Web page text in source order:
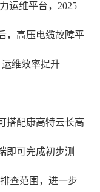
运维平台，2025
，高压电缆故障平
维效率提升
搭配康高特云长高
即可完成初步测
查范围，进一步